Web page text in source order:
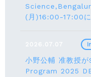
(月)16:00-17:00
2026.07.07
小野公輔 准教授
Program 2025